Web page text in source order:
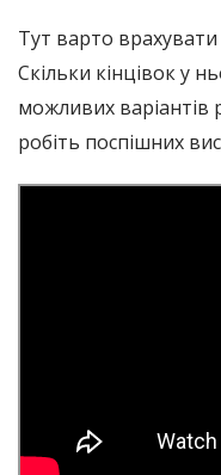
Тут варто
Скільки кінцівок у
можливих варіантів
робіть поспішних